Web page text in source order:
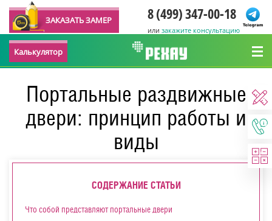
ЗАКАЗАТЬ ЗАМЕР 8 (499) 347-00-18
или закажите консультацию
Калькулятор
Портальные раздвижные
двери: принцип работы и
виды
СОДЕРЖАНИЕ СТАТЬИ
Что собой представляют портальные двери